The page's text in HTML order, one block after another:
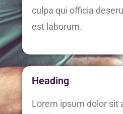
culpa qui officia
est laborum.
Heading
Lorem ipsum dolor sit